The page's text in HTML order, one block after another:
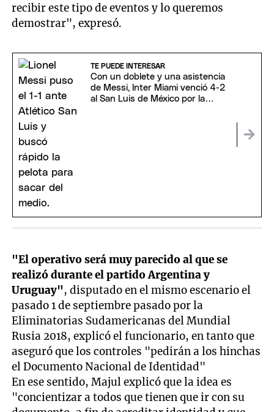
recibir este tipo de eventos y lo queremos
demostrar", expresó.
TE PUEDE INTERESAR
Con un doblete y una asistencia
de Messi, Inter Miami venció 4-2
al San Luis de México por la
"El operativo será muy parecido al que se
realizó durante el partido Argentina y
Uruguay", disputado en el mismo escenario el
pasado 1 de septiembre pasado por la
Eliminatorias Sudamericanas del Mundial
Rusia 2018, explicó el funcionario, en tanto que
aseguró que los controles "pedirán a los hinchas
el Documento Nacional de Identidad"
En ese sentido, Majul explicó que la idea es
"concientizar a todos que tienen que ir con su